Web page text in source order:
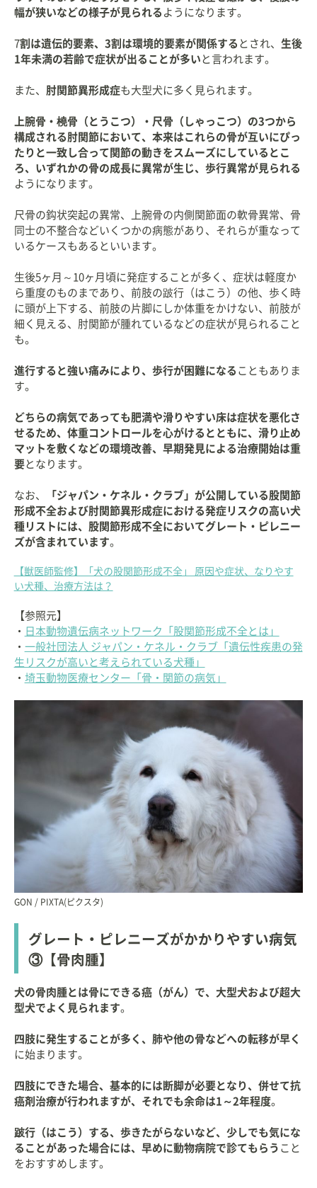
幅が狭いなどの様子が見られる ようになります。
7割は遺伝的要素、3割は環境的要素が関係する とされ、 生後
1年未満の若齢で症状が出ることが多い と言われます。
また、 肘関節異形成症も大型犬に多く見られます。
上腕骨・橈骨（とうこつ）・尺骨（しゃっこつ）の3つから
構成される肘関節において、本来はこれらの骨が互いにぴっ
たりと一致し合って関節の動きをスムーズにしているとこ
ろ、いずれかの骨の成長に異常が生じ、歩行異常が見られる
ようになります。
尺骨の鈎状突起の異常、上腕骨の内側関節面の軟骨異常、骨
同士の不整合などいくつかの病態があり、それらが重なって
いるケースもあるといいます。
生後5ヶ月～10ヶ月頃に発症することが多く、症状は軽度か
ら重度のものまであり、前肢の跛行（はこう）の他、歩く時
に頭が上下する、前肢の片脚にしか体重をかけない、前肢が
細く見える、肘関節が腫れているなどの症状が見られること
も。
進行すると強い痛みにより、歩行が困難になる こともありま
す。
どちらの病気であっても肥満や滑りやすい床は症状を悪化さ
せるため、体重コントロールを心がけるとともに、滑り止め
マットを敷くなどの環境改善、早期発見による治療開始は重
要となります。
なお、
「ジャパン・ケネル・クラブ」が公開している股関節
形成不全および肘関節異形成症における発症リスクの高い犬
種リストには、股関節形成不全においてグレート・ピレニー
ズが含まれています。
【獣医師監修】「犬の股関節形成不全」 原因や症状、なりやす
い犬種、治療方法は？
【参照元】
・ 日本動物遺伝病ネットワーク「股関節形成不全とは」
・ 一般社団法人 ジャパン・ケネル・クラブ「遺伝性疾患の発
生リスクが高いと考えられている犬種」
・ 埼玉動物医療センター「骨・関節の病気」
GON / PIXTA(ピクスタ)
グレート・ピレニーズがかかりやすい病気
③【骨肉腫】
犬の骨肉腫とは骨にできる癌（がん）で、大型犬および超大
型犬でよく見られます。
四肢に発生することが多く、肺や他の骨などへの転移が早く
に始まります。
四肢にできた場合、基本的には断脚が必要となり、併せて抗
癌剤治療が行われますが、それでも余命は1～2年程度。
跛行（はこう）する、歩きたがらないなど、少しでも気にな
ることがあった場合には、早めに動物病院で診てもらう こと
をおすすめします。